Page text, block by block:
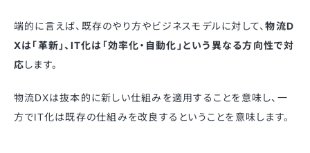
端的に言えば、既存のやり方やビジネスモデルに対して、物流D
Xは「革新」、IT化は「効率化・自動化」という異なる方向性で対
応します。
物流DXは抜本的に新しい仕組みを適用することを意味し、一
方でIT化は既存の仕組みを改良するということを意味します。